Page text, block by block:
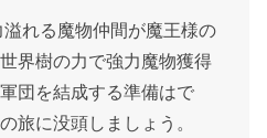
れる魔物仲間が魔王様の
界樹の力で強力魔物獲得
団を結成する準備はで
旅に没頭しましょう。